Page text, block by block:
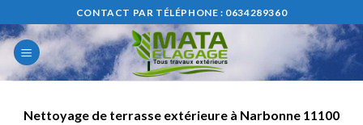
to
content
CONTACT PAR TÉLÉPHONE : 0634289360
Nettoyage de terrasse extérieure à Narbonne 11100